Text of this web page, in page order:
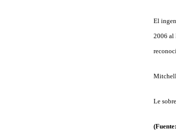
El
2006 al
Mitchell
Le
(Fuente: